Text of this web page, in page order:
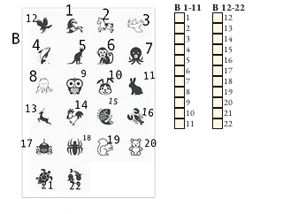
B 1-11
1
2
3
4
5
6
7
8
9
10
11
B 12-22
12
13
14
15
16
17
18
19
20
21
22